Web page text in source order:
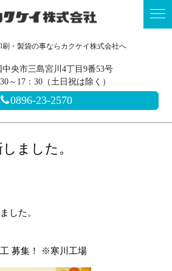
・製袋の事ならカクケイ株式会社へ
央市三島宮川4丁目9番53号
～17：30（土日祝は除く）
0896-23-2570
ました。
した。
工 募集！ ※寒川工場